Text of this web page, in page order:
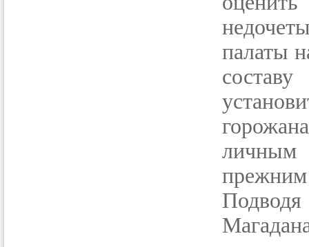
палаты
личным
прежним
Подводя